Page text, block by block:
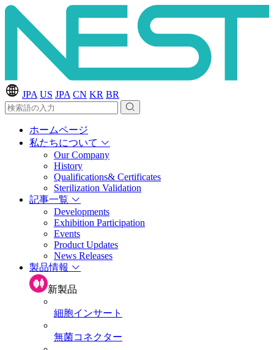
JPA US JPA CN KR BR
ホームページ
私たちについて
Our Company
History
Qualifications& Certificates
Sterilization Validation
記事一覧
Developments
Exhibition Participation
Events
Product Updates
News Releases
製品情報
新製品
細胞インサート
無菌コネクター